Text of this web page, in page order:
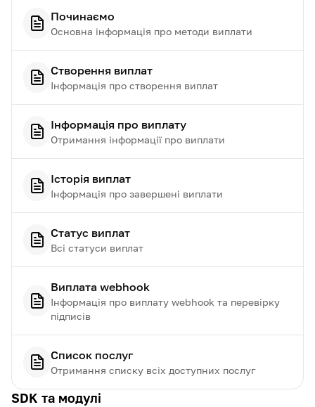
Починаємо
Основна інформація про методи виплати
Створення виплат
Інформація про створення виплат
Інформація про виплату
Отримання інформації про виплати
Історія виплат
Інформація про завершені виплати
Статус виплат
Всі статуси виплат
Виплата webhook
Інформація про виплату webhook та перевірку
підписів
Список послуг
Отримання списку всіх доступних послуг
SDK та модулі